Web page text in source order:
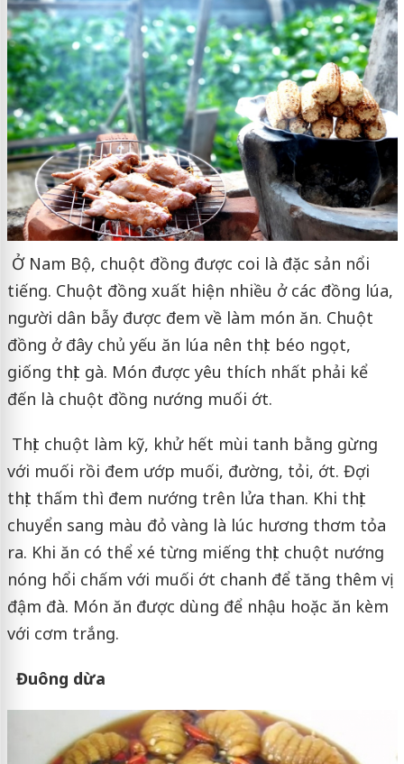
Ở Nam Bộ, chuột đồng được coi là đặc sản nổi
tiếng. Chuột đồng xuất hiện nhiều ở các đồng lúa,
người dân bẫy được đem về làm món ăn. Chuột
đồng ở đây chủ yếu ăn lúa nên thịt béo ngọt,
giống thịt gà. Món được yêu thích nhất phải kể
đến là chuột đồng nướng muối ớt.
Thịt chuột làm kỹ, khử hết mùi tanh bằng gừng
với muối rồi đem ướp muối, đường, tỏi, ớt. Đợi
thịt thấm thì đem nướng trên lửa than. Khi thịt
chuyển sang màu đỏ vàng là lúc hương thơm tỏa
ra. Khi ăn có thể xé từng miếng thịt chuột nướng
nóng hổi chấm với muối ớt chanh để tăng thêm vị
đậm đà. Món ăn được dùng để nhậu hoặc ăn kèm
với cơm trắng.
Đuông dừa